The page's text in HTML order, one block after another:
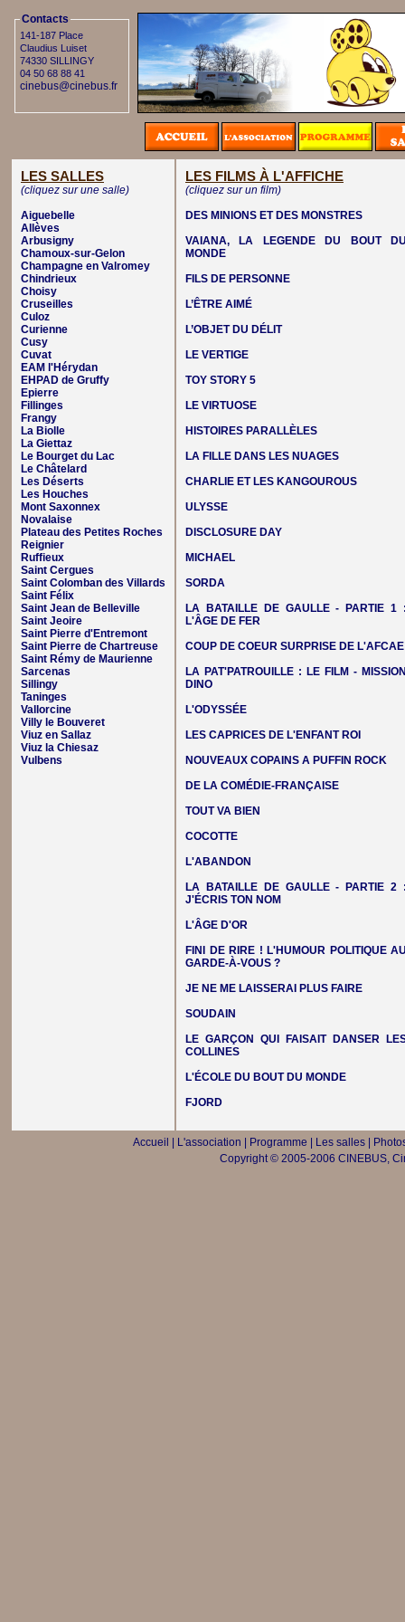
Contacts
141-187 Place
Claudius Luiset
74330 SILLINGY
04 50 68 88 41
cinebus@cinebus.fr
LES SALLES
(cliquez sur une salle)
Aiguebelle
Allèves
Arbusigny
Chamoux-sur-Gelon
Champagne en Valromey
Chindrieux
Choisy
Cruseilles
Culoz
Curienne
Cusy
Cuvat
EAM l'Hérydan
EHPAD de Gruffy
Epierre
Fillinges
Frangy
La Biolle
La Giettaz
Le Bourget du Lac
Le Châtelard
Les Déserts
Les Houches
Mont Saxonnex
Novalaise
Plateau des Petites Roches
Reignier
Ruffieux
Saint Cergues
Saint Colomban des Villards
Saint Félix
Saint Jean de Belleville
Saint Jeoire
Saint Pierre d'Entremont
Saint Pierre de Chartreuse
Saint Rémy de Maurienne
Sarcenas
Sillingy
Taninges
Vallorcine
Villy le Bouveret
Viuz en Sallaz
Viuz la Chiesaz
Vulbens
LES FILMS À L'AFFICHE
(cliquez sur un film)
DES MINIONS ET DES MONSTRES
VAIANA, LA LEGENDE DU BOUT
MONDE
FILS DE PERSONNE
L’ÊTRE AIMÉ
L’OBJET DU DÉLIT
LE VERTIGE
TOY STORY 5
LE VIRTUOSE
HISTOIRES PARALLÈLES
LA FILLE DANS LES NUAGES
CHARLIE ET LES KANGOUROUS
ULYSSE
DISCLOSURE DAY
MICHAEL
SORDA
LA BATAILLE DE GAULLE - PARTIE 1
L'ÂGE DE FER
COUP DE COEUR SURPRISE DE L'AFCAE
LA PAT'PATROUILLE : LE FILM -
DINO
L'ODYSSÉE
LES CAPRICES DE L'ENFANT ROI
NOUVEAUX COPAINS A PUFFIN ROCK
DE LA COMÉDIE-FRANÇAISE
TOUT VA BIEN
COCOTTE
L'ABANDON
LA BATAILLE DE GAULLE - PARTIE 2
J'ÉCRIS TON NOM
L'ÂGE D'OR
FINI DE RIRE ! L'HUMOUR POLITIQUE
GARDE-À-VOUS ?
JE NE ME LAISSERAI PLUS FAIRE
SOUDAIN
LE GARÇON QUI FAISAIT DANSER
COLLINES
L'ÉCOLE DU BOUT DU MONDE
FJORD
Accueil L'association Programme Les salles|
Copyright © 2005-2006 CINEBUS,